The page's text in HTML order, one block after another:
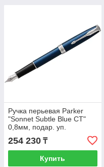
Ручка перьевая Parker
"Sonnet Subtle Blue CT"
0,8мм, подар. уп.
254 230 ₸
Купить